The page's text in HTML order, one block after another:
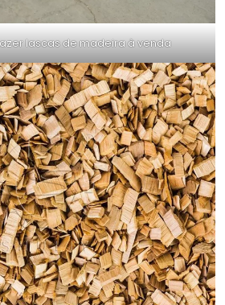
lascas de madeira à venda